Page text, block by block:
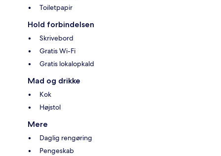
Toiletpapir
Hold forbindelsen
Skrivebord
Gratis Wi-Fi
Gratis lokalopkald
Mad og drikke
Kok
Højstol
Mere
Daglig rengøring
Pengeskab